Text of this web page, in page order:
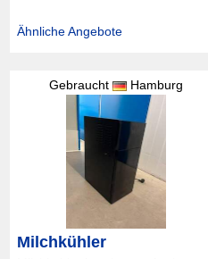
Ähnliche Angebote
Gebraucht Hamburg
Milchkühler